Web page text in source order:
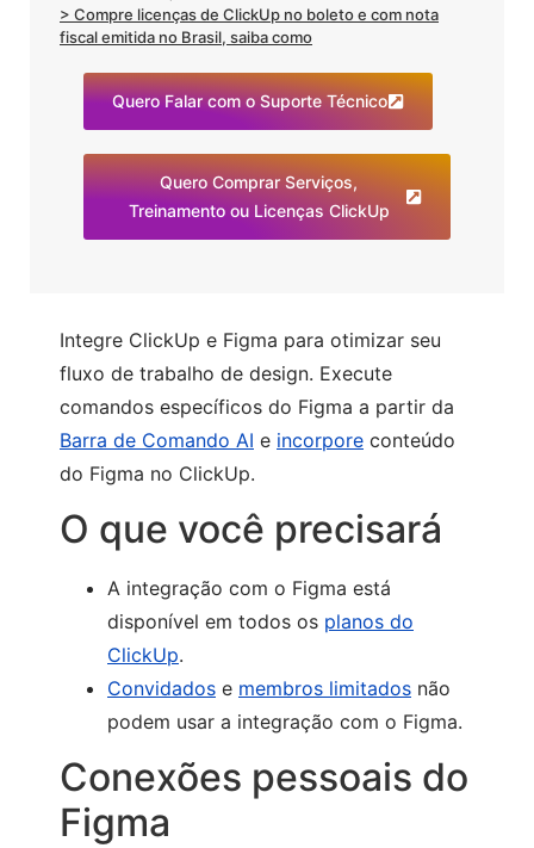
> Compre licenças de ClickUp no boleto e com nota
fiscal emitida no Brasil, saiba como
Quero Falar com o Suporte Técnico
Quero Comprar Serviços,
Treinamento ou Licenças ClickUp
Integre ClickUp e Figma para otimizar seu
fluxo de trabalho de design. Execute
comandos específicos do Figma a partir da
Barra de Comando AI e incorpore conteúdo
do Figma no ClickUp.
O que você precisará
A integração com o Figma está
disponível em todos os planos do
ClickUp.
Convidados e membros limitados não
podem usar a integração com o Figma.
Conexões pessoais do
Figma